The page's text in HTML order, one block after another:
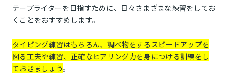
テープライターを目指すために、日々さまざまな練習をしてお
くことをおすすめします。
タイピング練習はもちろん、調べ物をするスピードアップを
図る工夫や練習、正確なヒアリング力を身につける訓練をし
ておきましょう。